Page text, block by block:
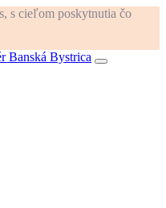
s cieľom poskytnutia čo